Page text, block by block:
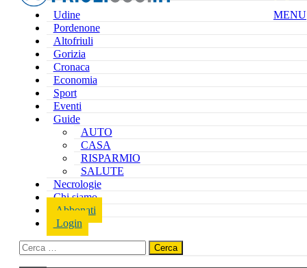
MENU
Udine
Pordenone
Altofriuli
Gorizia
Cronaca
Economia
Sport
Eventi
Guide
AUTO
CASA
RISPARMIO
SALUTE
Necrologie
Chi siamo
Abbonati
Login
Ricerca
per: